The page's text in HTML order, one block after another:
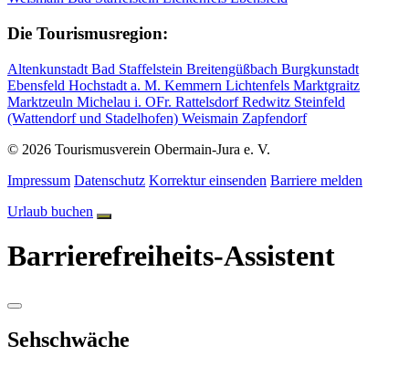
Die Tourismusregion:
Altenkunstadt Bad Staffelstein Breitengüßbach Burgkunstadt
Ebensfeld Hochstadt a. M. Kemmern Lichtenfels Marktgraitz
Marktzeuln Michelau i. OFr. RattelsdorfRedwitz Steinfeld
(Wattendorf und Stadelhofen) Weismain Zapfendorf
© 2026 Tourismusverein Obermain-Jura e. V.
Impressum Datenschutz Korrektur einsenden Barriere melden
Urlaub buchen
Barrierefreiheits-Assistent
Sehschwäche